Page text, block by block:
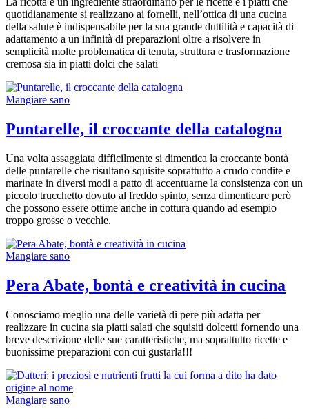
quotidianamente si realizzano ai fornelli, nell’ottica di una cucina
della salute è indispensabile per la sua grande duttilità e capacità di
adattamento a un infinità di preparazioni oltre a risolvere in
semplicità molte problematica di tenuta, struttura e trasformazione
cremosa sia in piatti dolci che salati
Mangiare sano
Puntarelle, il croccante della catalogna
Una volta assaggiata difficilmente si dimentica la croccante bontà
delle puntarelle che risultano squisite soprattutto a crudo condite e
marinate in diversi modi a patto di accentuarne la consistenza con un
piccolo trucchetto dovuto al freddo spinto, senza dimenticare però
che possono essere ottime anche in cottura quando ad esempio
troppo grosse o vecchie.
Mangiare sano
Pera Abate, bontà e creatività in cucina
Conosciamo meglio una delle varietà di pere più adatta per
realizzare in cucina sia piatti salati che squisiti dolcetti fornendo una
breve descrizione delle sue caratteristiche, ma soprattutto ricette e
buonissime preparazioni con cui gustarla!!!
Mangiare sano